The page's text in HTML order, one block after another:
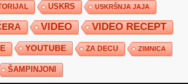
USKRS USKRŠNJA JAJA
VIDEO VIDEO RECEPT
YOUTUBE ZA DECU ZIMNICA
ŠAMPINJONI